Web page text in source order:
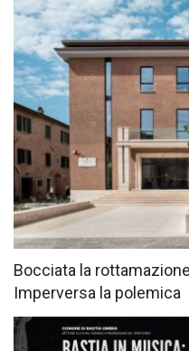
Bocciata la
Imperversa la polemica